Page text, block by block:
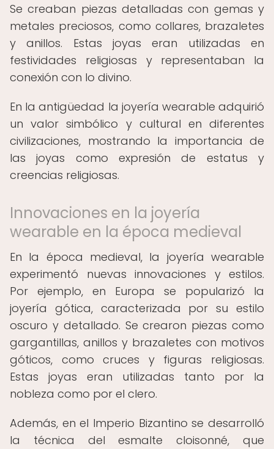
Se creaban piezas detalladas con gemas y
metales preciosos, como collares, brazaletes
y anillos. Estas joyas eran utilizadas en
festividades religiosas y representaban la
conexión con lo divino.
En la antigüedad la joyería wearable adquirió
un valor simbólico y cultural en diferentes
civilizaciones, mostrando la importancia de
las joyas como expresión de estatus y
creencias religiosas.
Innovaciones en la joyería
wearable en la época medieval
En la época medieval, la joyería wearable
experimentó nuevas innovaciones y estilos.
Por ejemplo, en Europa se popularizó la
joyería gótica, caracterizada por su estilo
oscuro y detallado. Se crearon piezas como
gargantillas, anillos y brazaletes con motivos
góticos, como cruces y figuras religiosas.
Estas joyas eran utilizadas tanto por la
nobleza como por el clero.
Además, en el Imperio Bizantino se desarrolló
la técnica del esmalte cloisonné, que